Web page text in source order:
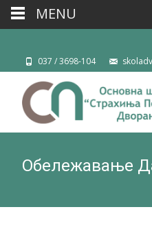
037 / 3698-104
Обележавање
MENU